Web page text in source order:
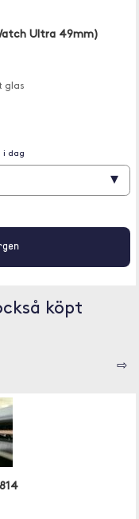
Ultra 49mm)
glas
i dag
▾
köpt
⇨